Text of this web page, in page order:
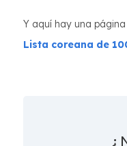
Y aquí hay una
Lista coreana de